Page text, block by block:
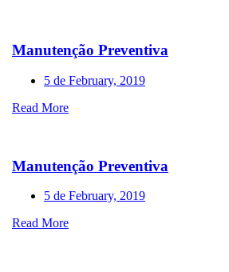
Manutenção Preventiva
5 de February, 2019
Read More
Manutenção Preventiva
5 de February, 2019
Read More